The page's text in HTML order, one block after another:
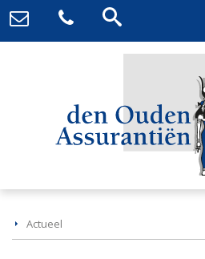
Actueel